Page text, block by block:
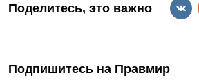
Поделитесь, это важно
Подпишитесь на Правмир